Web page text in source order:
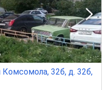
Комсомола, 32б, д. 32б,